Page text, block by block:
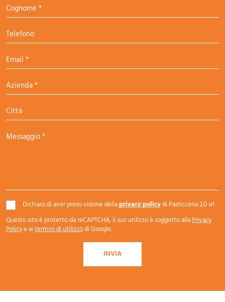
*Dichiaro di aver preso visione dellaprivacy policydi Pasticceria 2.0 srl
Questo sito è protetto da reCAPTCHA, il suo utilizzo è soggetto allaPrivacy
Policye aitermini di utilizzodi Google.
INVIA